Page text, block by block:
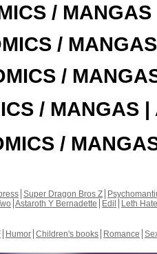
/
/
/
/ MANGAS |
/
Super Dragon Bros Z
Astaroth Y Bernadette Edil
Leth Hate
Humor Children's books Romance